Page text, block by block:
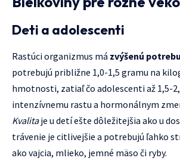
Deti a adolescenti
Rastúci organizmus má zvýšenú potrebu
potrebujú približne 1,0-1,5 gramu na
hmotnosti, zatiaľ čo adolescenti až 1,5-
intenzívnemu rastu a hormonálnym
Kvalitaje u detí ešte dôležitejšia ako u
trávenie je citlivejšie a potrebujú ľahko
ako vajcia, mlieko, jemné mäso či ryby.